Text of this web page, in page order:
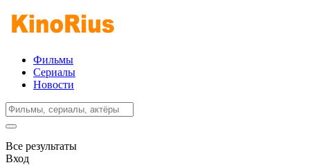
Фильмы
Сериалы
Новости
Все результаты
Вход